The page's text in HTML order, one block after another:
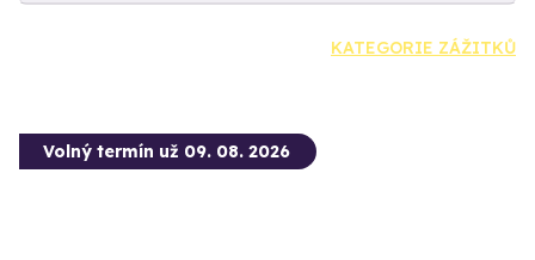
KATEGORIE ZÁŽITKŮ
Volný termín už 09. 08. 2026